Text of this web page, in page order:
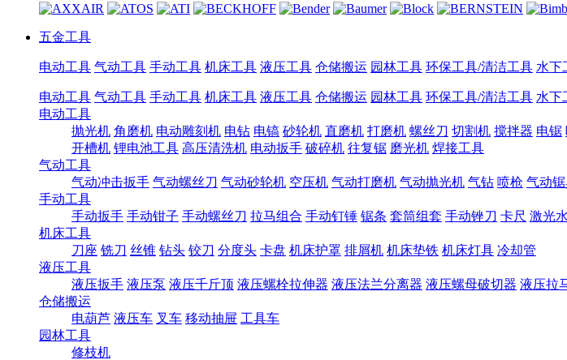
五金工具
电动工具 气动工具 手动工具 机床工具 液压工具 仓储搬运 园林工具 环保工具/清洁工具 水下
电动工具 气动工具 手动工具 机床工具 液压工具 仓储搬运 园林工具 环保工具/清洁工具 水下
电动工具
抛光机 角磨机 电动雕刻机 电钻 电镐 砂轮机 直磨机 打磨机 螺丝刀 切割机 搅拌器 电锯
开槽机 锂电池工具 高压清洗机 电动扳手 破碎机 往复锯 磨光机 焊接工具
气动工具
气动冲击扳手 气动螺丝刀 气动砂轮机 空压机 气动打磨机 气动抛光机 气钻 喷枪 气动
手动工具
手动扳手 手动钳子 手动螺丝刀 拉马组合 手动钉锤 锯条 套筒组套 手动锉刀 卡尺 激光
机床工具
刀座 铣刀 丝锥 钻头 铰刀 分度头 卡盘 机床护罩 排屑机 机床垫铁 机床灯具 冷却管
液压工具
液压扳手 液压泵 液压千斤顶 液压螺栓拉伸器 液压法兰分离器 液压螺母破切器 液压拉
仓储搬运
电葫芦 液压车 叉车 移动抽屉 工具车
园林工具
修枝机